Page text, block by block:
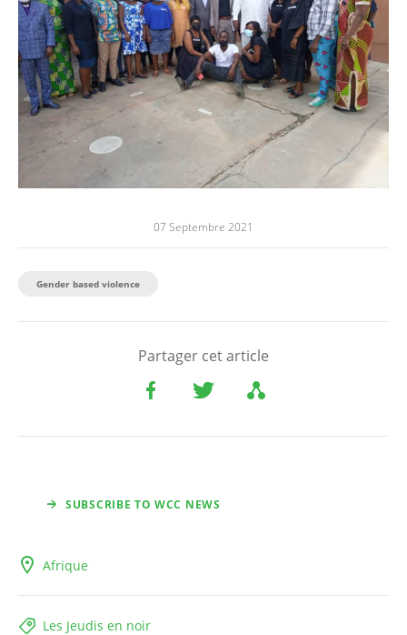
07 Septembre 2021
Gender based violence
Partager cet article
SUBSCRIBE TO WCC NEWS
Afrique
Les Jeudis en noir